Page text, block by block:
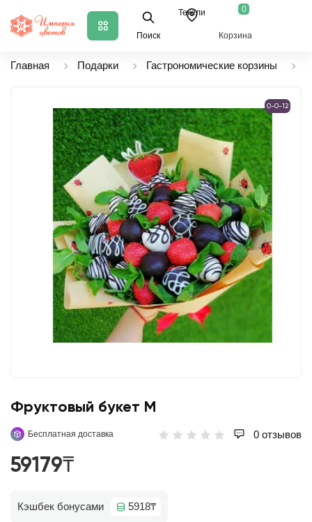
Поиск
Текели 0
Корзина
Главная Подарки Гастрономические корзины
0-0-12
Фруктовый букет M
Бесплатная доставка 0 отзывов
59179₸
Кэшбек бонусами 5918₸